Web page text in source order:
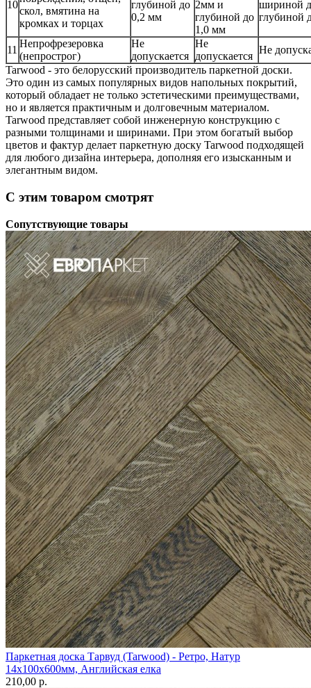
10
скол, вмятина на
кромках и торцах
глубиной до
0,2 мм
2мм и
глубиной до
1,0 мм
шириной
глубиной
11
Непрофрезеровка
(непрострог)
Не
допускается
Не
допускается
Не
Tarwood - это белорусский производитель паркетной доски.
Это один из самых популярных видов напольных покрытий,
который обладает не только эстетическими преимуществами,
но и является практичным и долговечным материалом.
Tarwood представляет собой инженерную конструкцию с
разными толщинами и ширинами. При этом богатый выбор
цветов и фактур делает паркетную доску Tarwood подходящей
для любого дизайна интерьера, дополняя его изысканным и
элегантным видом.
С этим товаром смотрят
Сопутствующие товары
Паркетная доска Тарвуд (Tarwood) - Ретро, Натур
14х100х600мм, Английская елка
210,00 p.